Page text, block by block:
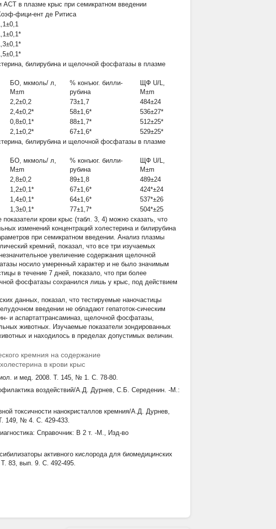
в плазме крыс при семикратном введении
фици-ент де Ритиса
билирубина и щелочной фосфатазы в плазме
БО, мкмоль/ л,
M±m
% конъюг. билли-
рубина
ЩФ U/L,
M±m
2,2±0,2 73±1,7
484±24
2,4±0,2* 58±1,6*
536±27*
0,8±0,1* 88±1,7*
512±25*
2,1±0,2* 67±1,6*
529±25*
билирубина и щелочной фосфатазы в плазме
БО, мкмоль/ л,
M±m
% конъюг. билли-
рубина
ЩФ U/L,
M±m
2,8±0,2 89±1,8
489±24
1,2±0,1* 67±1,6*
424*±24
1,4±0,1* 64±1,6*
537*±26
1,3±0,1* 77±1,7*
504*±25
крови крыс (табл. 3, 4) можно сказать, что
изменений концентраций холестерина и билирубина
при семикратном введении. Анализ плазмы
кремний, показал, что все три изучаемых
увеличение содержания щелочной
носило умеренный характер и не было значимым
в течение 7 дней, показало, что при более
фосфатазы сохранился лишь у крыс, под действием
данных, показал, что тестируемые наночастицы
введении не обладают гепатоток-сическим
и аспартаттрансаминаз, щелочной фосфатазы,
животных. Изучаемые показатели зондированных
и находилось в пределах допустимых величин.
кремния на содержание
в крови крыс
и мед. 2008. Т. 145, № 1. С. 78-80.
воздействий/А.Д. Дурнев, С.Б. Середенин. -М.:
токсичности нанокристаллов кремния/А.Д. Дурнев,
149, № 4. С. 429-433.
Справочник: В 2 т. -М., Изд-во
активного кислорода для биомедицинских
83, вып. 9. С. 492-495.